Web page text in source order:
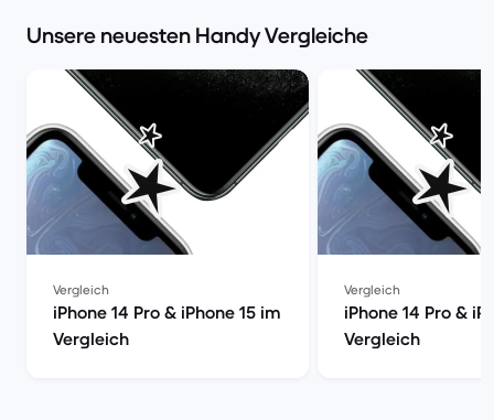
Unsere neuesten Handy Vergleiche
Vergleich
iPhone 14 Pro & iPhone 15 im
Vergleich
Vergleich
iPhone 14 Pro &
Vergleich